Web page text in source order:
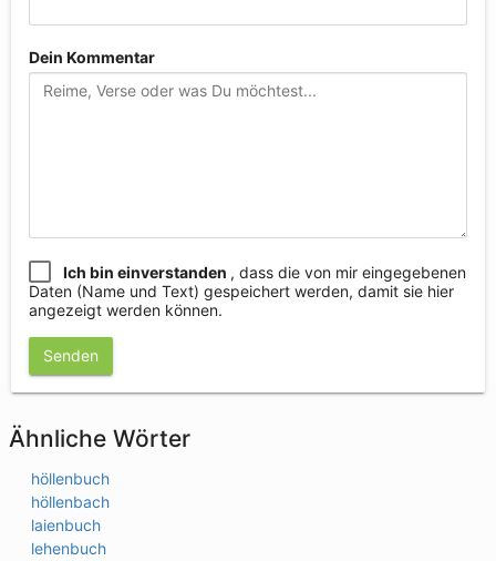
Dein Kommentar
Ich bin einverstanden , dass die von mir eingegebenen
Daten (Name und Text) gespeichert werden, damit sie hier
angezeigt werden können.
Senden
Ähnliche Wörter
höllenbuch
höllenbach
laienbuch
lehenbuch